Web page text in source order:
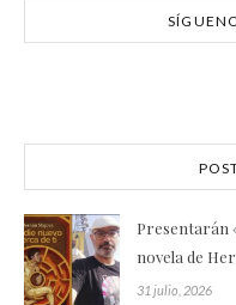
Presentarán
novela de
31 julio, 2026